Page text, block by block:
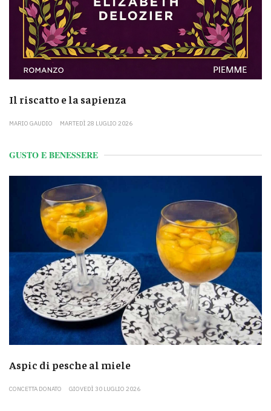
Il riscatto e la sapienza
MARIO GAUDIO MARTEDÌ 28 LUGLIO 2026
GUSTO E BENESSERE
Aspic di pesche al miele
CONCETTA DONATO GIOVEDÌ 30 LUGLIO 2026